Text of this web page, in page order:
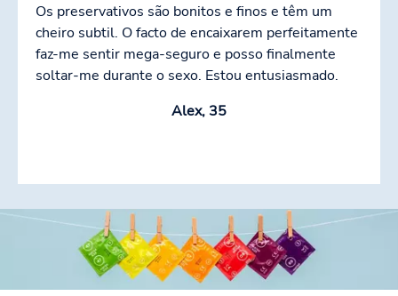
Os preservativos são bonitos e finos e têm um
cheiro subtil. O facto de encaixarem perfeitamente
faz-me sentir mega-seguro e posso finalmente
soltar-me durante o sexo. Estou entusiasmado.
Alex, 35